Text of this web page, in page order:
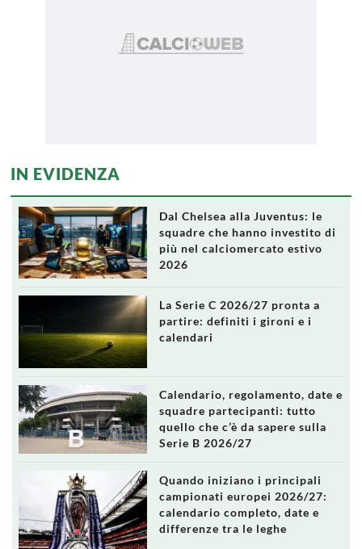
IN EVIDENZA
Dal Chelsea alla Juventus: le
squadre che hanno investito di
più nel calciomercato estivo
2026
La Serie C 2026/27 pronta a
partire: definiti i gironi e i
calendari
Calendario, regolamento, date e
squadre partecipanti: tutto
quello che c’è da sapere sulla
Serie B 2026/27
Quando iniziano i principali
campionati europei 2026/27:
calendario completo, date e
differenze tra le leghe